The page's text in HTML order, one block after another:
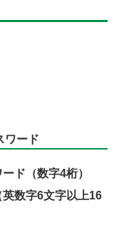
ワード
ド（数字4桁）
数字6文字以上16